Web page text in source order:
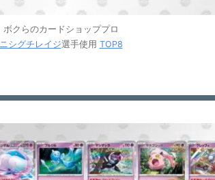
ボクらのカードショッププロ
ニシグチレイジ選手使用 TOP8